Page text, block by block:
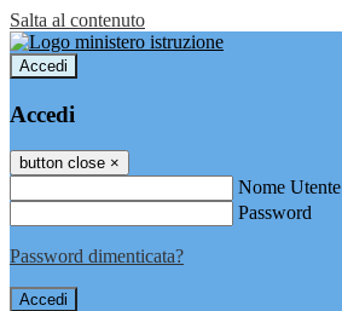
Salta al contenuto
Accedi
Accedi
button close ×
Nome Utente
Password
Password dimenticata?